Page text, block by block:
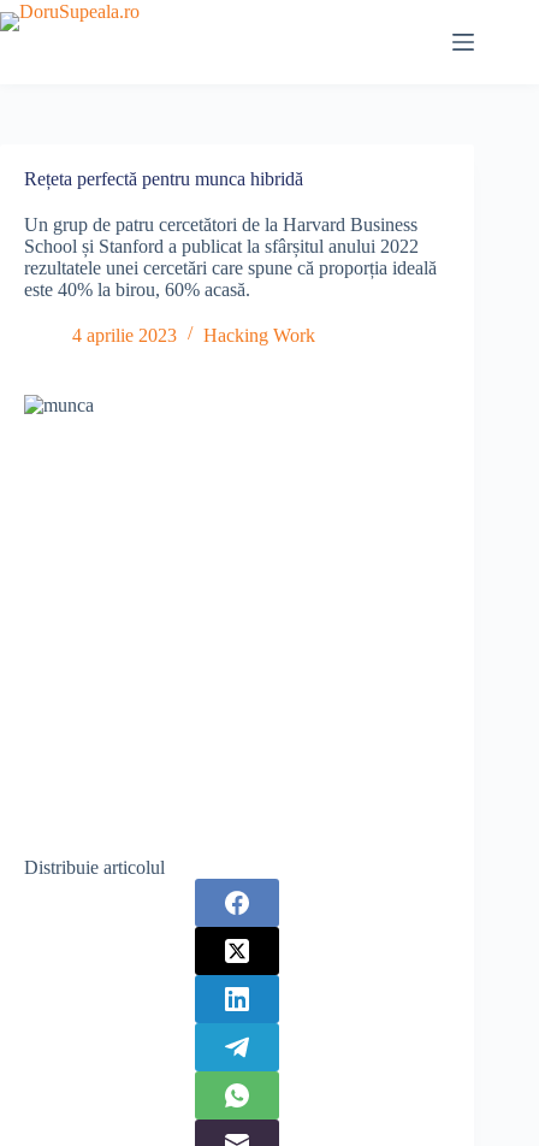
Sari
la
Rețeta perfectă pentru munca hibridă
Un grup de patru cercetători de la Harvard Business
School și Stanford a publicat la sfârșitul anului 2022
rezultatele unei cercetări care spune că proporția ideală
este 40% la birou, 60% acasă.
4 aprilie 2023 Hacking Work
Distribuie articolul